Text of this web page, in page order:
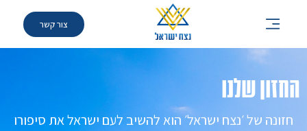
צור קשר
החזון שלנו
חזונה של ׳נצח ישראל׳ הוא להשיב לעם ישראל את סיפורו